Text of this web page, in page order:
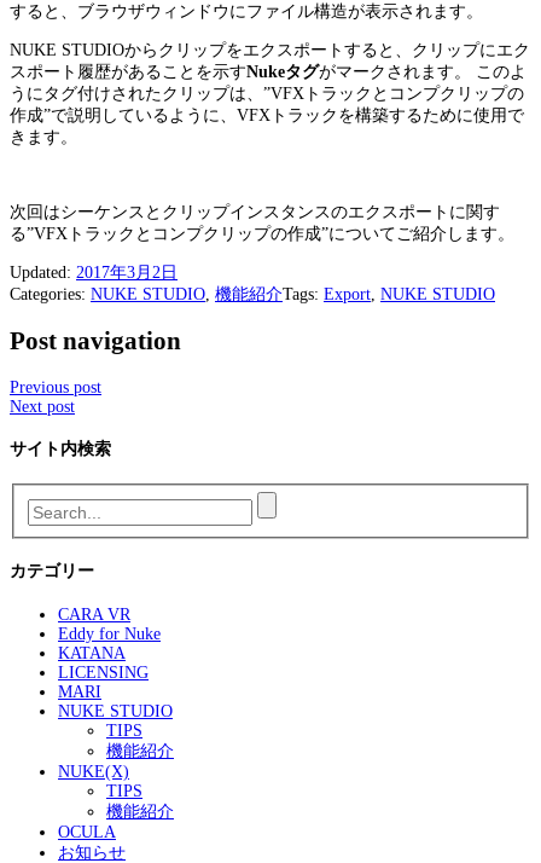
すると、ブラウザウィンドウにファイル構造が表示されます。
NUKE STUDIOからクリップをエクスポートすると、クリップにエク
スポート履歴があることを示すNukeタグがマークされます。 このよ
うにタグ付けされたクリップは、”VFXトラックとコンプクリップの
作成”で説明しているように、VFXトラックを構築するために使用で
きます。
次回はシーケンスとクリップインスタンスのエクスポートに関す
る”VFXトラックとコンプクリップの作成”についてご紹介します。
Updated: 2017年3月2日
Categories: NUKE STUDIO 機能紹介Tags: Export NUKE STUDIO
Post navigation
Previous post
Next post
サイト内検索
カテゴリー
CARA VR
Eddy for Nuke
KATANA
LICENSING
MARI
NUKE STUDIO
TIPS
機能紹介
NUKE(X)
TIPS
機能紹介
OCULA
お知らせ